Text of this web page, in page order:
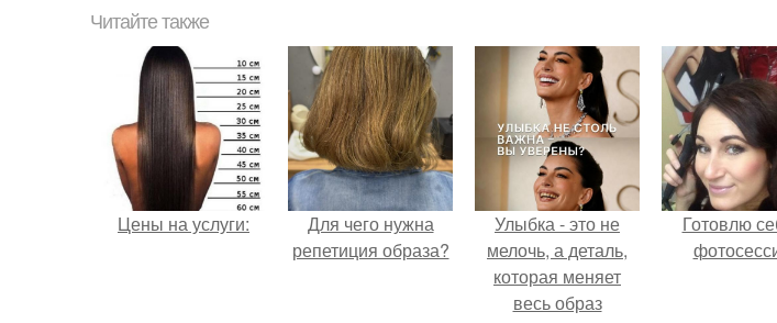
Читайте также
Цены на услуги:
Для чего нужна
репетиция образа?
Улыбка - это не
мелочь, а деталь,
которая меняет
весь образ
Готовлю